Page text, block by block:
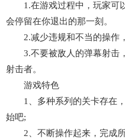
1.在游戏过程中，玩家可
会停留在你退出的那一刻。
2.减少违规和不当的操作，
3.不要被敌人的弹幕射击
射击者。
游戏特色
1、多种系列的关卡存在，
始吧;
2、不断操作起来，完成所